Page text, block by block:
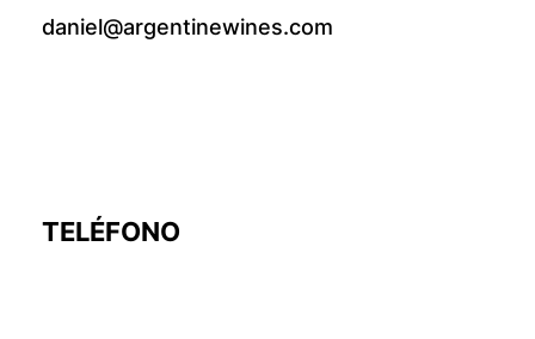
daniel@argentinewines.com
TELÉFONO